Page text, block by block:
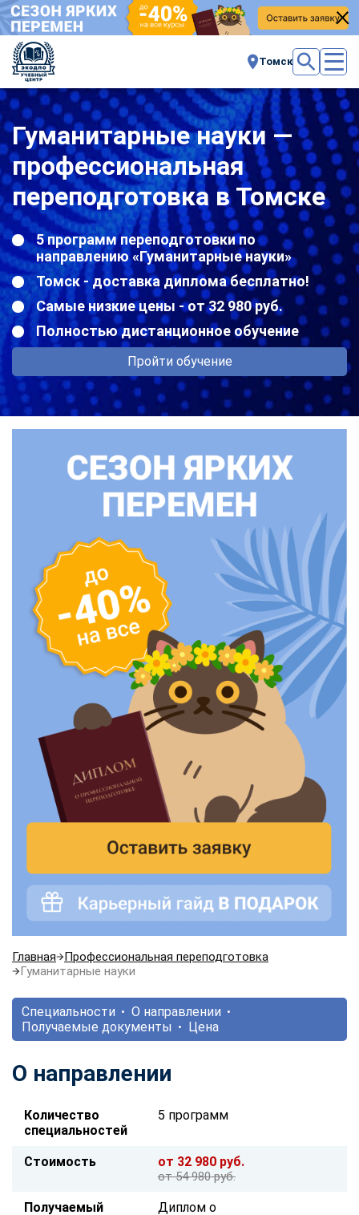
Томск
Гуманитарные науки —
профессиональная
переподготовка в Томске
5 программ переподготовки по
направлению «Гуманитарные науки»
Томск - доставка диплома бесплатно!
Самые низкие цены - от 32 980 руб.
Полностью дистанционное обучение
Пройти обучение
Главная
Профессиональная переподготовка
Гуманитарные науки
Специальности
О направлении
Получаемые документы
Цена
О направлении
Количество
специальностей
5 программ
Стоимость от 32 980 руб.
от 54 980 руб.
Получаемый
Диплом о